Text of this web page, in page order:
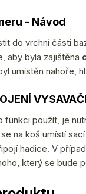
- Návod
do vrchní části
aby byla zajištěna
umístěn nahoře,
funkci použít, je
na koš umístí
hadice. V
který se bude